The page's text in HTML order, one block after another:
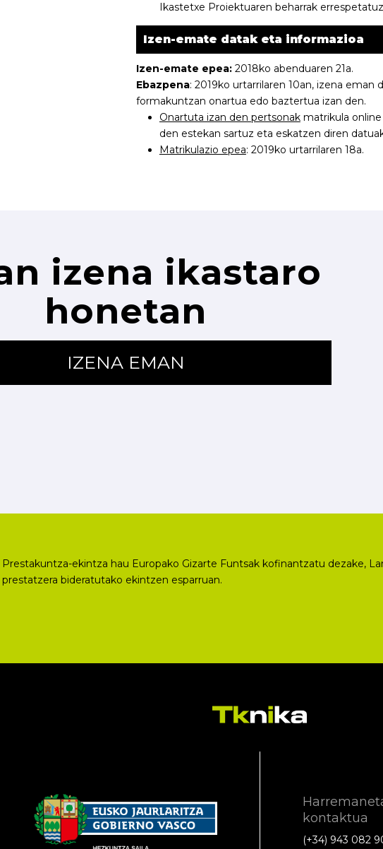
Ikastetxe Proiektuaren beharrak
Izen-emate datak eta informazioa
Izen-emate epea: 2018ko abenduaren 21a.
Ebazpena: 2019ko urtarrilaren 10an, izena eman
formakuntzan onartua edo baztertua izan den.
Onartuta izan den pertsonakmatrikula online
den estekan sartuz eta eskatzen diren
Matrikulazio epea: 2019ko urtarrilaren 18a.
izena ikastaro
honetan
IZENA EMAN
Prestakuntza-ekintza hau Europako Gizarte Funtsak kofinantzatu dezake,
prestatzera bideratutako ekintzen esparruan.
kontaktua
(+34) 943 082